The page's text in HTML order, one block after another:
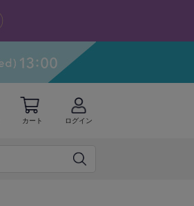
カート ログイン